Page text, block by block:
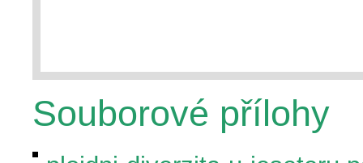
Souborové přílohy